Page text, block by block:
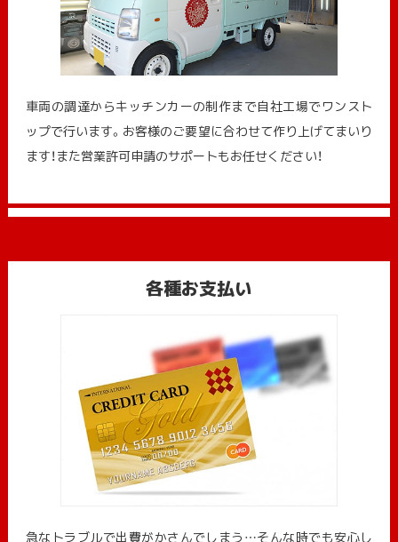
車両の調達からキッチンカーの制作まで自社工場でワンスト
ップで行います。お客様のご要望に合わせて作り上げてまいり
ます！また営業許可申請のサポートもお任せください！
各種お支払い
急なトラブルで出費がかさんでしまう…そんな時でも安心し